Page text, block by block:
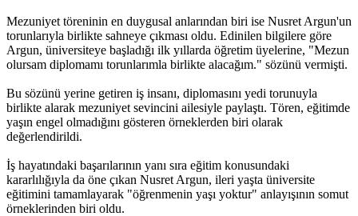
Mezuniyet töreninin en duygusal anlarından biri ise Nusret Argun'un
torunlarıyla birlikte sahneye çıkması oldu. Edinilen bilgilere göre
Argun, üniversiteye başladığı ilk yıllarda öğretim üyelerine, "Mezun
olursam diplomamı torunlarımla birlikte alacağım." sözünü vermişti.
Bu sözünü yerine getiren iş insanı, diplomasını yedi torunuyla
birlikte alarak mezuniyet sevincini ailesiyle paylaştı. Tören, eğitimde
yaşın engel olmadığını gösteren örneklerden biri olarak
değerlendirildi.
İş hayatındaki başarılarının yanı sıra eğitim konusundaki
kararlılığıyla da öne çıkan Nusret Argun, ileri yaşta üniversite
eğitimini tamamlayarak "öğrenmenin yaşı yoktur" anlayışının somut
örneklerinden biri oldu.